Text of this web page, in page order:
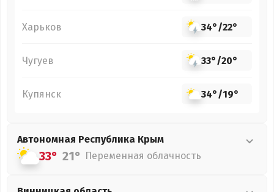
Харьков 34°/22°
Чугуев 33°/20°
Купянск 34°/19°
Автономная Республика Крым
33° 21° Переменная облачность